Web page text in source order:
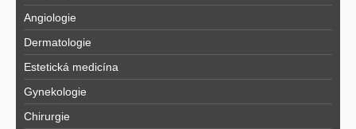
Angiologie
Dermatologie
Estetická medicína
Gynekologie
Chirurgie